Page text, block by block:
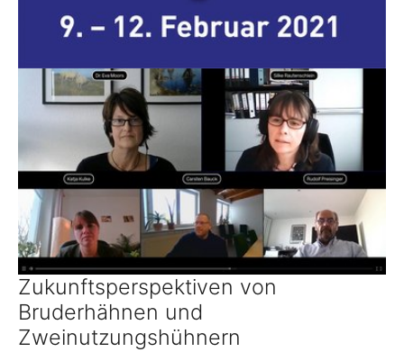
Zukunftsperspektiven von
Bruderhähnen und
Zweinutzungshühnern